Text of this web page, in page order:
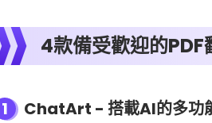
4款備受歡迎的PDF
1 ChatArt - 搭載AI的多功